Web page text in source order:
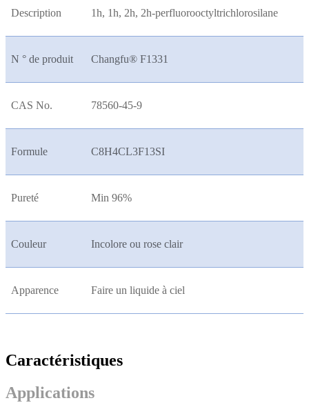
Description 1h, 1h, 2h, 2h-perfluorooctyltrichlorosilane
N ° de produit Changfu® F1331
CAS No. 78560-45-9
Formule C8H4CL3F13SI
Pureté Min 96%
Couleur Incolore ou rose clair
Apparence Faire un liquide à ciel
Caractéristiques
Applications